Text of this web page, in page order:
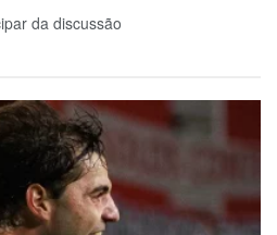
da discussão